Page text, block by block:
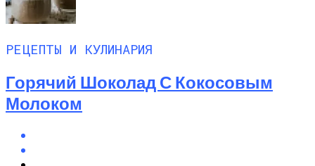
РЕЦЕПТЫ И КУЛИНАРИЯ
Горячий Шоколад С Кокосовым
Молоком